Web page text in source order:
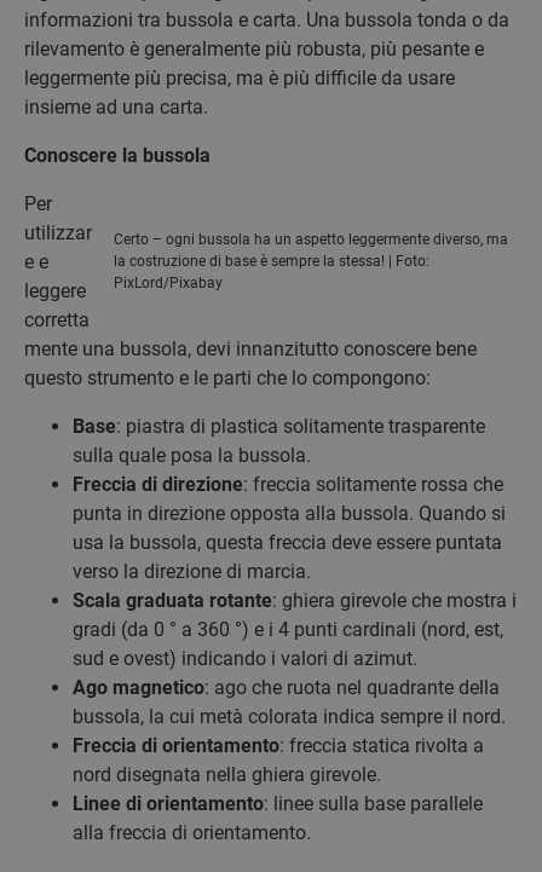
informazioni tra bussola e carta. Una bussola tonda o da
rilevamento è generalmente più robusta, più pesante e
leggermente più precisa, ma è più difficile da usare
insieme ad una carta.
Conoscere la bussola
Certo – ogni bussola ha un aspetto leggermente diverso, ma
la costruzione di base è sempre la stessa! | Foto:
PixLord/Pixabay
Per
utilizzar
e e
leggere
corretta
mente una bussola, devi innanzitutto conoscere bene
questo strumento e le parti che lo compongono:
Base: piastra di plastica solitamente trasparente
sulla quale posa la bussola.
Freccia di direzione: freccia solitamente rossa che
punta in direzione opposta alla bussola. Quando si
usa la bussola, questa freccia deve essere puntata
verso la direzione di marcia.
Scala graduata rotante: ghiera girevole che mostra i
gradi (da 0 ° a 360 °) e i 4 punti cardinali (nord, est,
sud e ovest) indicando i valori di azimut.
Ago magnetico: ago che ruota nel quadrante della
bussola, la cui metà colorata indica sempre il nord.
Freccia di orientamento: freccia statica rivolta a
nord disegnata nella ghiera girevole.
Linee di orientamento: linee sulla base parallele
alla freccia di orientamento.